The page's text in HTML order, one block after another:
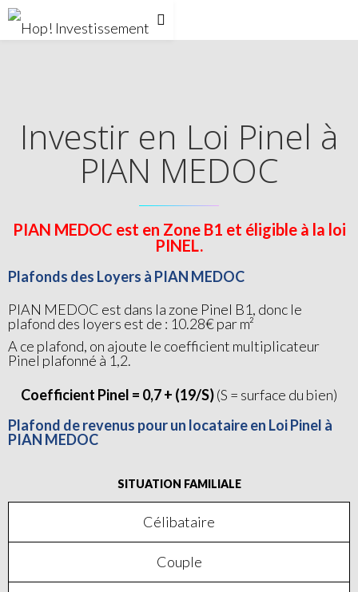
Investir en Loi Pinel à
PIAN MEDOC
PIAN MEDOC est en Zone B1 et éligible à la loi
PINEL.
Plafonds des Loyers à PIAN MEDOC
PIAN MEDOC est dans la zone Pinel B1, donc le
plafond des loyers est de : 10.28€ par m²
A ce plafond, on ajoute le coefficient multiplicateur
Pinel plafonné à 1,2.
Coefficient Pinel = 0,7 + (19/S)(S = surface du bien)
Plafond de revenus pour un locataire en Loi Pinel à
PIAN MEDOC
SITUATION FAMILIALE
Célibataire
Couple